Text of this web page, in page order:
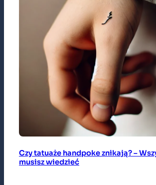
Czy tatuaże handpoke znikają? –
musisz wiedzieć